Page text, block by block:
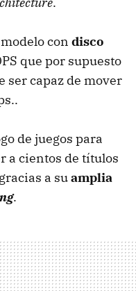
con disco
que por supuesto
ser capaz de mover
de juegos para
a cientos de títulos
a suamplia
.